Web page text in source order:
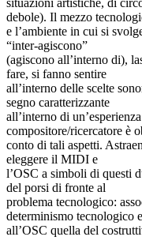
situazioni artistiche, di
debole). Il mezzo
e l’ambiente in cui si
“inter-agiscono”
(agiscono all’interno di),
fare, si fanno sentire
all’interno delle scelte
segno caratterizzante
all’interno di
compositore/ricercatore è
conto di tali aspetti.
eleggere il MIDI e
l’OSC a simboli di questi
del porsi di fronte al
problema tecnologico:
determinismo tecnologico e
all’OSC quella del